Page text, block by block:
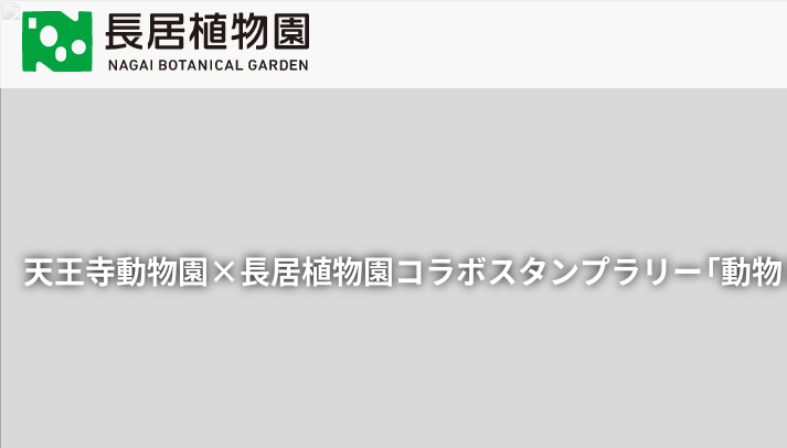
天王寺動物園×長居植物園コラボスタンプラリー「動